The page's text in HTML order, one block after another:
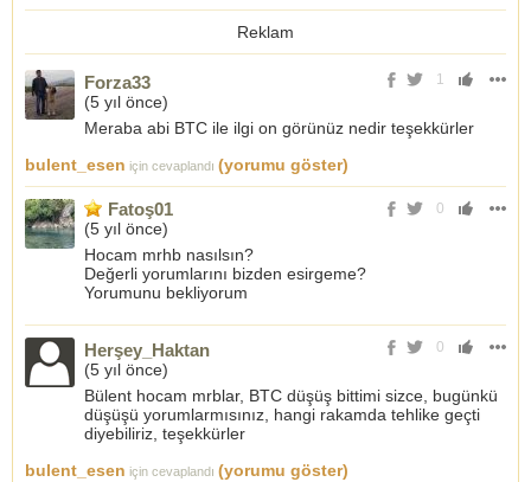
Reklam
1
Forza33
(5 yıl önce)
Meraba abi BTC ile ilgi on görünüz nedir teşekkürler
bulent_esen için cevaplandı (yorumu göster)
0
Fatoş01
(5 yıl önce)
Hocam mrhb nasılsın?
Değerli yorumlarını bizden esirgeme?
Yorumunu bekliyorum
0
Herşey_Haktan
(5 yıl önce)
Bülent hocam mrblar, BTC düşüş bittimi sizce, bugünkü
düşüşü yorumlarmısınız, hangi rakamda tehlike geçti
diyebiliriz, teşekkürler
bulent_esen için cevaplandı (yorumu göster)